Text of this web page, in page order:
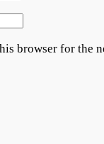
browser for the